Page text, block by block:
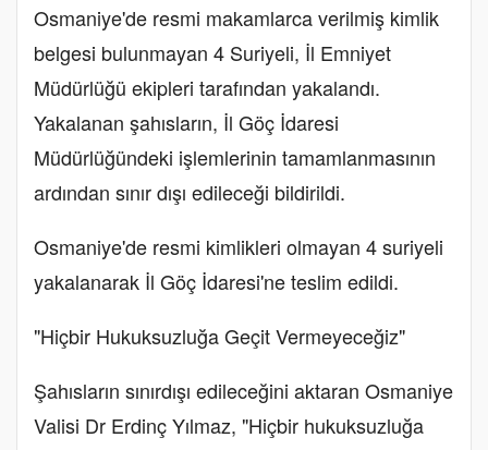
Osmaniye'de resmi makamlarca verilmiş kimlik
belgesi bulunmayan 4 Suriyeli, İl Emniyet
Müdürlüğü ekipleri tarafından yakalandı.
Yakalanan şahısların, İl Göç İdaresi
Müdürlüğündeki işlemlerinin tamamlanmasının
ardından sınır dışı edileceği bildirildi.
Osmaniye'de resmi kimlikleri olmayan 4 suriyeli
yakalanarak İl Göç İdaresi'ne teslim edildi.
"Hiçbir Hukuksuzluğa Geçit Vermeyeceğiz"
Şahısların sınırdışı edileceğini aktaran Osmaniye
Valisi Dr Erdinç Yılmaz, "Hiçbir hukuksuzluğa